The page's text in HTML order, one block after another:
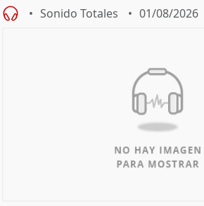
Sonido Totales 01/08/2026